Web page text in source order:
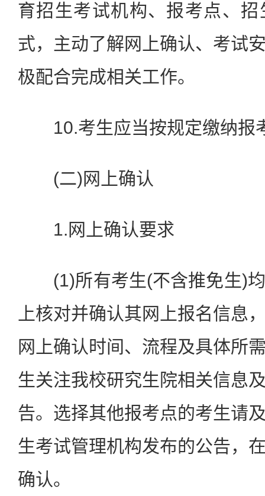
育招生考试机构、报考点、
式，主动了解网上确认、考试
极配合完成相关工作。
10.考生应当按规定缴纳报
(二)网上确认
1.网上确认要求
(1)所有考生(不含推免生)均
上核对并确认其网上报名信息
网上确认时间、流程及具体所
生关注我校研究生院相关信息
告。选择其他报考点的考生请
生考试管理机构发布的公告，
确认。